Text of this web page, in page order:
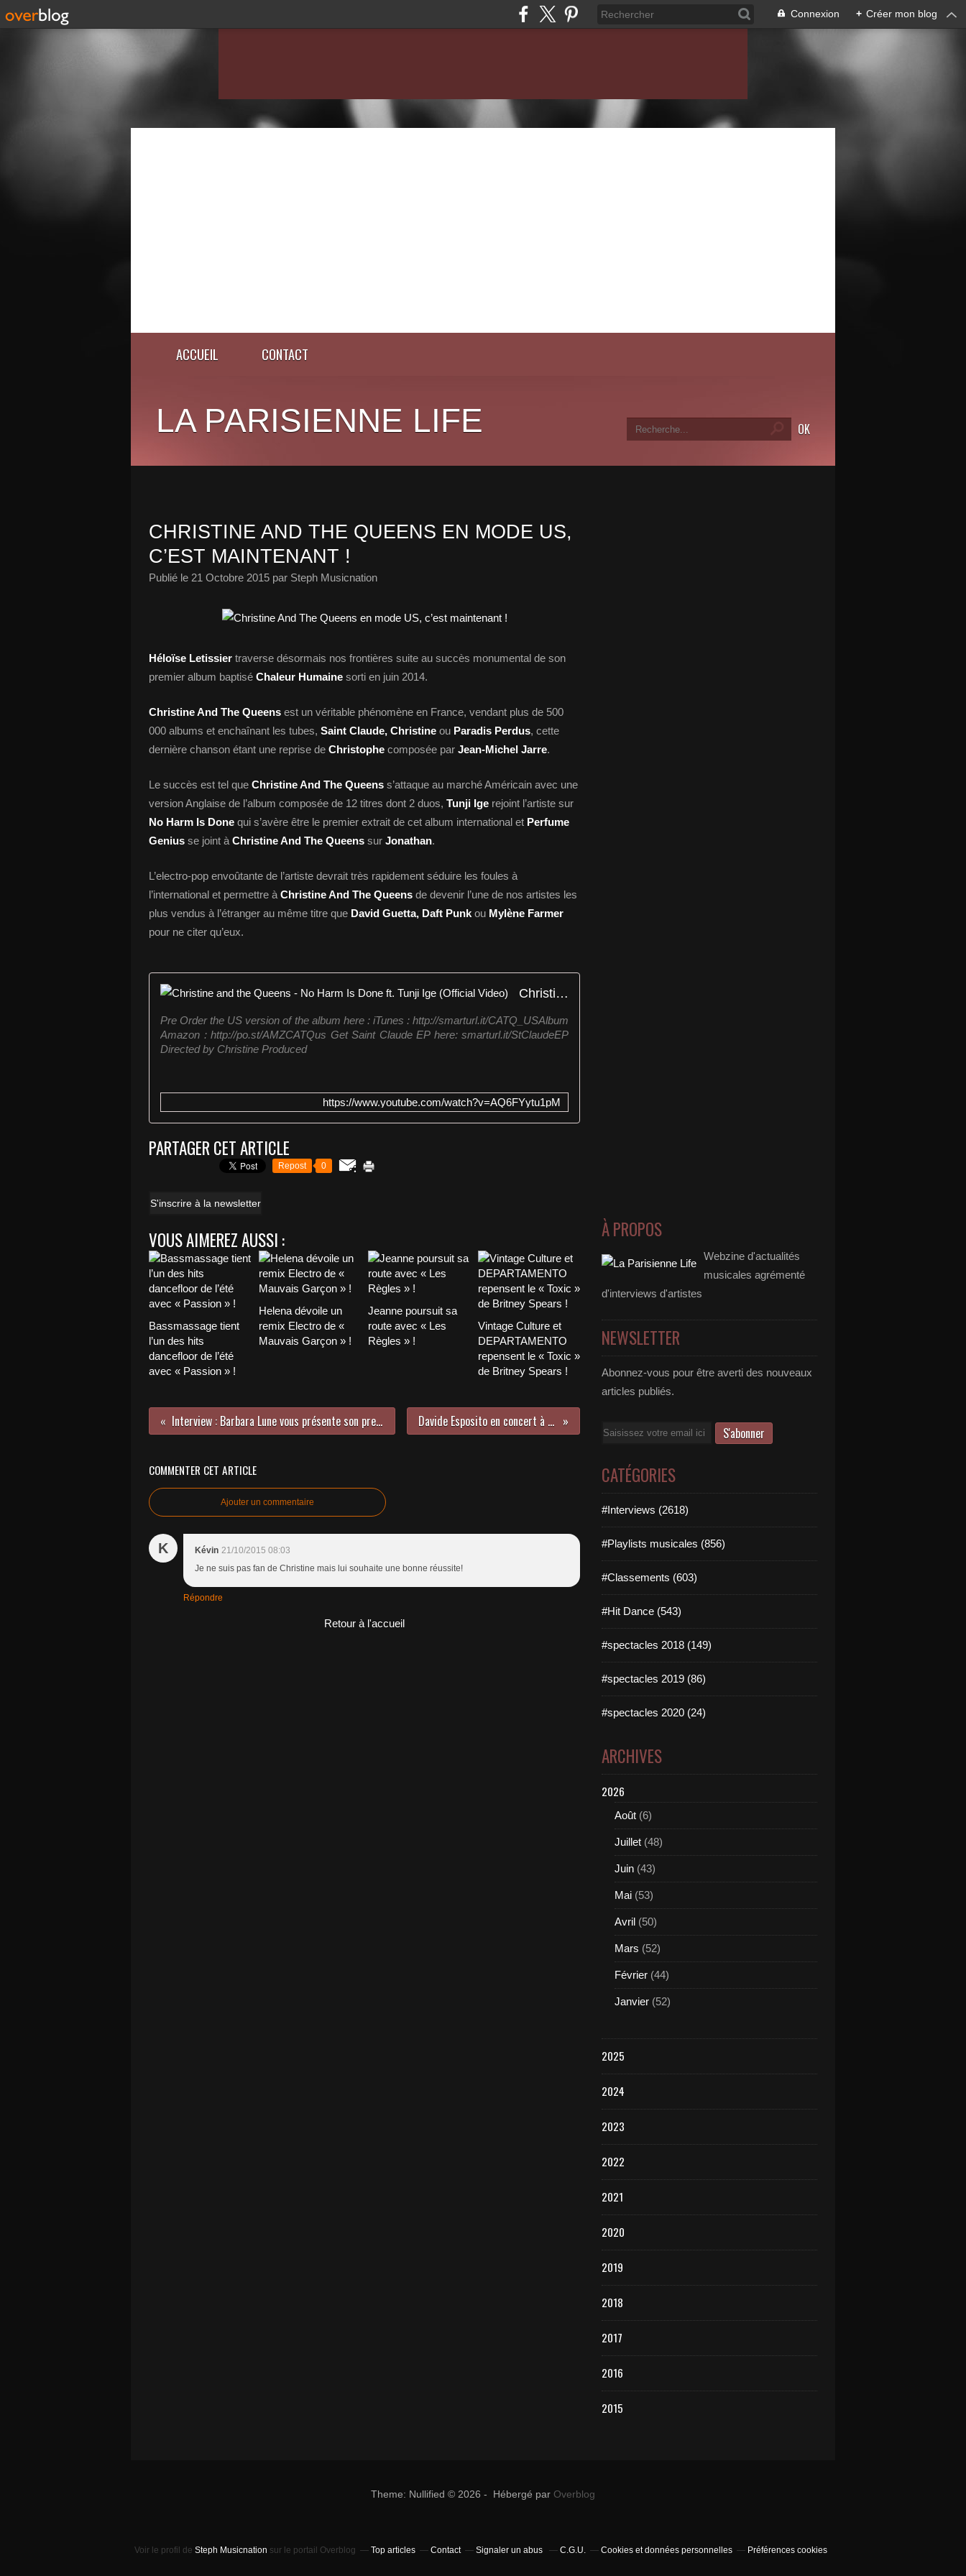
Connexion + Créer mon blog
ACCUEIL CONTACT
LA PARISIENNE LIFE
CHRISTINE AND THE QUEENS EN MODE US,
C’EST MAINTENANT !
Publié le 21 Octobre 2015 par Steph Musicnation
Héloïse Letissier traverse désormais nos frontières suite au succès monumental de son
premier album baptisé Chaleur Humaine sorti en juin 2014.
Christine And The Queens est un véritable phénomène en France, vendant plus de 500
000 albums et enchaînant les tubes, Saint Claude, Christine ou Paradis Perdus, cette
dernière chanson étant une reprise de Christophe composée par Jean-Michel Jarre.
Le succès est tel que Christine And The Queens s’attaque au marché Américain avec une
version Anglaise de l’album composée de 12 titres dont 2 duos, Tunji Ige rejoint l’artiste sur
No Harm Is Done qui s’avère être le premier extrait de cet album international et Perfume
Genius se joint à Christine And The Queens sur Jonathan.
L’electro-pop envoûtante de l’artiste devrait très rapidement séduire les foules à
l’international et permettre à Christine And The Queens de devenir l’une de nos artistes les
plus vendus à l’étranger au même titre que David Guetta, Daft Punk ou Mylène Farmer
pour ne citer qu’eux.
Christine and the Queens - No Harm Is Done ft. Tunji Ige (Official Video)
Pre Order the US version of the album here : iTunes : http://smarturl.it/CATQ_USAlbum
Amazon : http://po.st/AMZCATQus Get Saint Claude EP here: smarturl.it/StClaudeEP
Directed by Christine Produced
https://www.youtube.com/watch?v=AQ6FYytu1pM
PARTAGER CET ARTICLE
Repost 0
S'inscrire à la newsletter
VOUS AIMEREZ AUSSI :
Bassmassage tient
l’un des hits
dancefloor de l’été
avec « Passion » !
Helena dévoile un
remix Electro de «
Mauvais Garçon » !
Jeanne poursuit sa
route avec « Les
Règles » !
Vintage Culture et
DEPARTAMENTO
repensent le « Toxic »
de Britney Spears !
Interview : Barbara Lune vous présente son premier single officiel baptisé On Se Perd ! Davide Esposito en concert à L’Européen le 24 novembre !
COMMENTER CET ARTICLE
Ajouter un commentaire
K Kévin 21/10/2015 08:03
Je ne suis pas fan de Christine mais lui souhaite une bonne réussite!
Répondre
Retour à l'accueil
À PROPOS
Webzine d'actualités
musicales agrémenté
d'interviews d'artistes
NEWSLETTER
Abonnez-vous pour être averti des nouveaux
articles publiés.
Email
CATÉGORIES
#Interviews (2618)
#Playlists musicales (856)
#Classements (603)
#Hit Dance (543)
#spectacles 2018 (149)
#spectacles 2019 (86)
#spectacles 2020 (24)
ARCHIVES
2026
Août (6)
Juillet (48)
Juin (43)
Mai (53)
Avril (50)
Mars (52)
Février (44)
Janvier (52)
2025
2024
2023
2022
2021
2020
2019
2018
2017
2016
2015
Theme: Nullified © 2026 - Hébergé par Overblog
Voir le profil de Steph Musicnation sur le portail Overblog Top articles Contact Signaler un abus C.G.U. Cookies et données personnelles Préférences cookies